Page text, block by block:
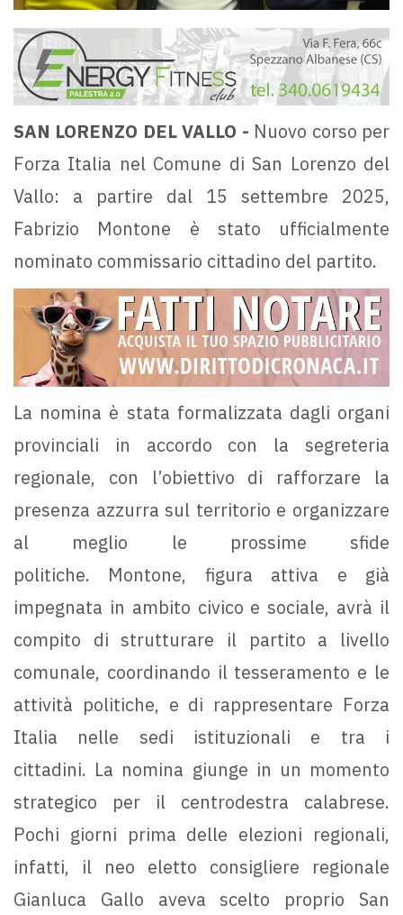
SAN LORENZO DEL VALLO - Nuovo corso per
Forza Italia nel Comune di San Lorenzo del
Vallo: a partire dal 15 settembre 2025,
Fabrizio Montone è stato ufficialmente
nominato commissario cittadino del partito.
La nomina è stata formalizzata dagli organi
provinciali in accordo con la segreteria
regionale, con l’obiettivo di rafforzare la
presenza azzurra sul territorio e organizzare
al meglio le prossime sfide
politiche. Montone, figura attiva e già
impegnata in ambito civico e sociale, avrà il
compito di strutturare il partito a livello
comunale, coordinando il tesseramento e le
attività politiche, e di rappresentare Forza
Italia nelle sedi istituzionali e tra i
cittadini. La nomina giunge in un momento
strategico per il centrodestra calabrese.
Pochi giorni prima delle elezioni regionali,
infatti, il neo eletto consigliere regionale
Gianluca Gallo aveva scelto proprio San